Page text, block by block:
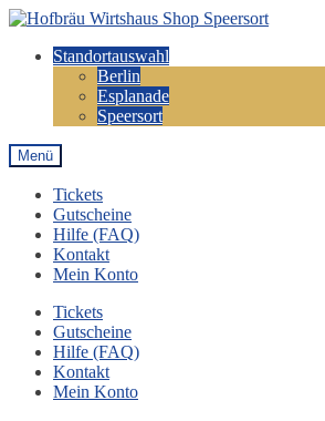
Zur
springen
Zum
springenStandortauswahl
Berlin
Esplanade
Speersort
Menü
Tickets
Gutscheine
Hilfe (FAQ)
Kontakt
Mein Konto
Tickets
Gutscheine
Hilfe (FAQ)
Kontakt
Mein Konto